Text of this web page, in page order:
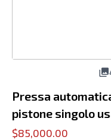
Pressa
pistone singolo
$85,000.00